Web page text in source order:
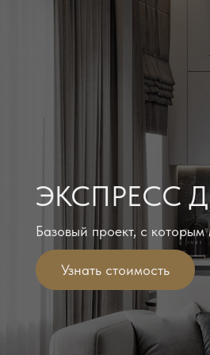
Базовый проект, с которым
ЭКСПРЕСС
Узнать стоимость